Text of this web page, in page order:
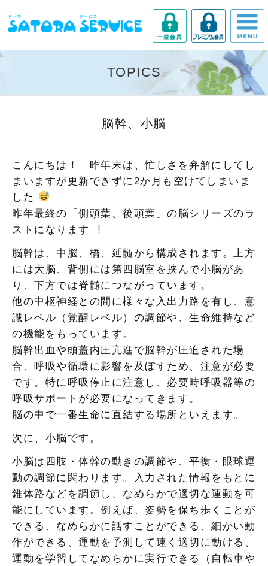
TOPICS
脳幹、小脳
こんにちは！ 昨年末は、忙しさを弁解にしてし
まいますが更新できずに2か月も空けてしまいま
した
昨年最終の「側頭葉、後頭葉」の脳シリーズのラ
ストになります
脳幹は、中脳、橋、延髄から構成されます。上方
には大脳、背側には第四脳室を挟んで小脳があ
り、下方では脊髄につながっています。
他の中枢神経との間に様々な入出力路を有し、意
識レベル（覚醒レベル）の調節や、生命維持など
の機能をもっています。
脳幹出血や頭蓋内圧亢進で脳幹が圧迫された場
合、呼吸や循環に影響を及ぼすため、注意が必要
です。特に呼吸停止に注意し、必要時呼吸器等の
呼吸サポートが必要になってきます。
脳の中で一番生命に直結する場所といえます。
次に、小脳です。
小脳は四肢・体幹の動きの調節や、平衡・眼球運
動の調節に関わります。入力された情報をもとに
錐体路などを調節し、なめらかで適切な運動を可
能にしています。例えば、姿勢を保ち歩くことが
できる、なめらかに話すことができる、細かい動
作ができる、運動を予測して速く適切に動ける、
運動を学習してなめらかに実行できる（自転車や